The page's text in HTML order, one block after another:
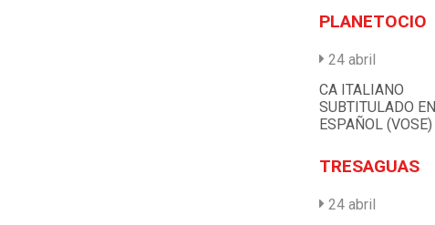
PLANETOCIO
24 abril
CA ITALIANO
SUBTITULADO EN
ESPAÑOL (VOSE)
TRESAGUAS
24 abril